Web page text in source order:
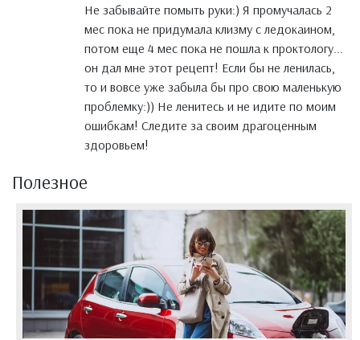
Не забывайте помыть руки:) Я промучалась 2
мес пока не придумала клизму с ледокаином,
потом еще 4 мес пока не пошла к проктологу...
он дал мне этот рецепт! Если бы не ленилась,
то и вовсе уже забыла бы про свою маленькую
проблемку:)) Не ленитесь и не идите по моим
ошибкам! Следите за своим драгоценным
здоровьем!
Полезное